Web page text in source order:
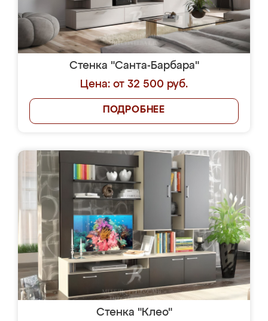
Стенка "Санта-Барбара"
Цена: от 32 500 руб.
ПОДРОБНЕЕ
Стенка "Клео"